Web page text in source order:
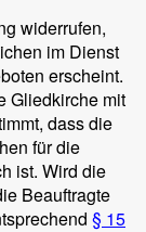
widerrufen,
im Dienst
erscheint.
Gliedkirche mit
dass die
für die
ist. Wird die
Beauftragte
§ 15